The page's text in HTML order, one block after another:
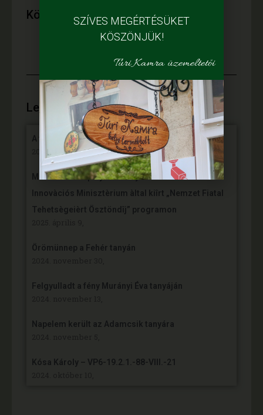
Kövess minket:
Legújabb híreink:
A fiataloké a jövő
2025. június 7,
Mihalina Máté pàlyàzatot nyert a Kulturàlis ès
Innovàciós Minisztèrium àltal kiîrt „Nemzet Fiatal
Tehetsègeièrt Ösztöndîj” programon
Örömünnep a Fehér tanyán
Felgyulladt a fény Murányi Éva tanyáján
Napelem került az Adamcsik tanyára
Kósa Károly – VP6-19.2.1.-88-VIII.-21
SZÍVES MEGÉRTÉSÜKET
KÖSZÖNJÜK!
Túri Kamra üzemeltetői